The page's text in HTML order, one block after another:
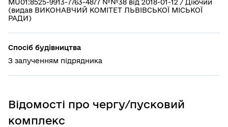
MU01:8525-9913-7763-4877 №№38 від 2018-01-12 / Діючий
(видав ВИКОНАВЧИЙ КОМІТЕТ ЛЬВІВСЬКОЇ МІСЬКОЇ
РАДИ)
Спосіб будівництва
З залученням підрядника
Відомості про чергу/пусковий
комплекс